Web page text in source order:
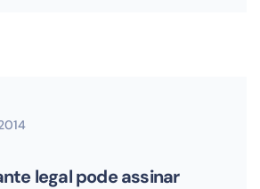
legal pode assinar